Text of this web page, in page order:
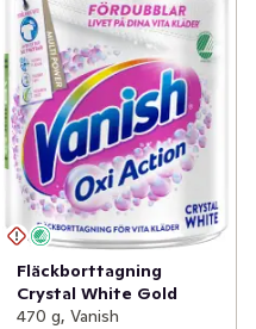
Fläckborttagning
Crystal White Gold
470 g, Vanish